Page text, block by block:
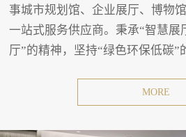
事城市规划馆、企业展厅、博物
一站式服务供应商。秉承“智慧展
厅”的精神，坚持“绿色环保低碳”
MORE